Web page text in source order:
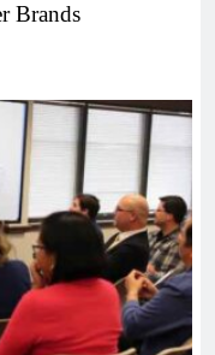
Brands